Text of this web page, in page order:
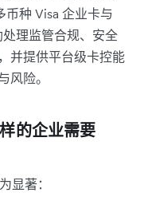
种 Visa 企业卡与
理监管合规、安全
并提供平台级卡控能
风险。
的企业需要
显著：